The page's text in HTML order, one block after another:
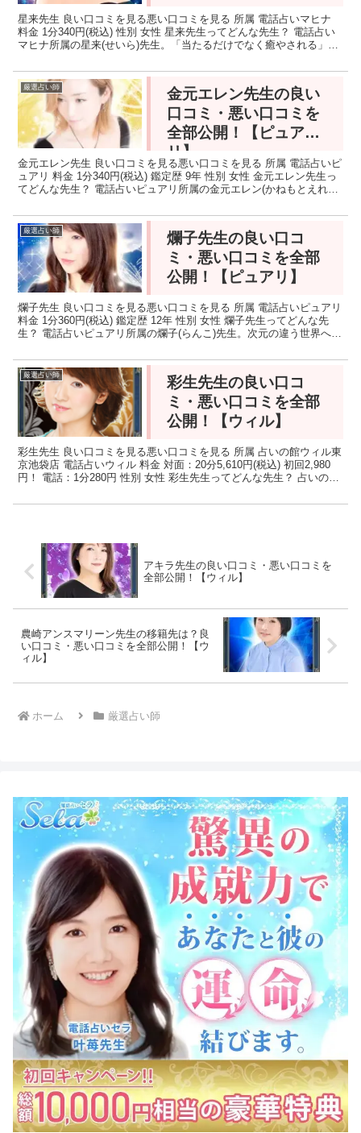
星来先生 良い口コミを見る悪い口コミを見る 所属 電話占いマヒナ
料金 1分340円(税込) 性別 女性 星来先生ってどんな先生？ 電話占い
マヒナ所属の星来(せいら)先生。「当たるだけでなく癒やされる」と
厳選占い師
金元エレン先生の良い
口コミ・悪い口コミを
全部公開！【ピュア
リ】
金元エレン先生 良い口コミを見る悪い口コミを見る 所属 電話占いピ
ュアリ 料金 1分340円(税込) 鑑定歴 9年 性別 女性 金元エレン先生っ
てどんな先生？ 電話占いピュアリ所属の金元エレン(かねもとえれん)
厳選占い師
爛子先生の良い口コ
ミ・悪い口コミを全部
公開！【ピュアリ】
爛子先生 良い口コミを見る悪い口コミを見る 所属 電話占いピュアリ
料金 1分360円(税込) 鑑定歴 12年 性別 女性 爛子先生ってどんな先
生？ 電話占いピュアリ所属の爛子(らんこ)先生。次元の違う世界へと
厳選占い師
彩生先生の良い口コ
ミ・悪い口コミを全部
公開！【ウィル】
彩生先生 良い口コミを見る悪い口コミを見る 所属 占いの館ウィル東
京池袋店 電話占いウィル 料金 対面：20分5,610円(税込) 初回2,980
円！ 電話：1分280円 性別 女性 彩生先生ってどんな先生？ 占いの館
アキラ先生の良い口コミ・悪い口コミを
全部公開！【ウィル】
農崎アンスマリーン先生の移籍先は？良
い口コミ・悪い口コミを全部公開！【ウ
ィル】
ホーム 厳選占い師